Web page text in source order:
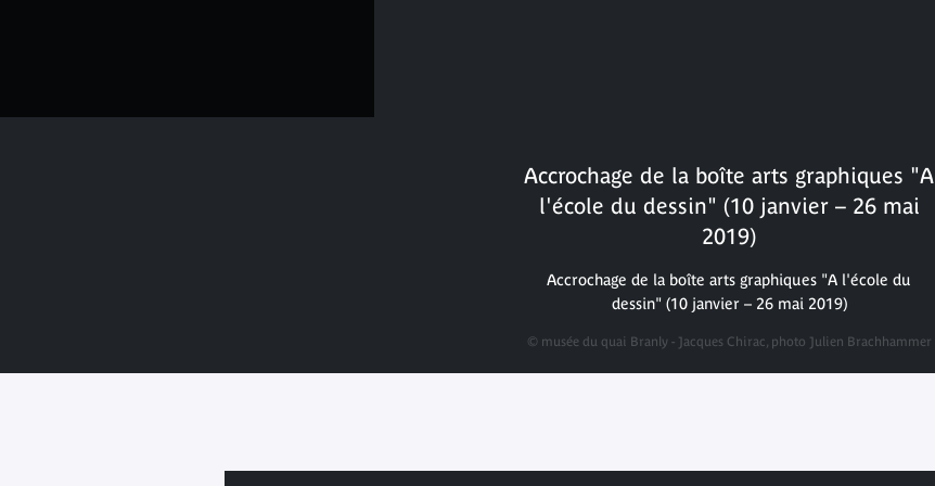
Accrochage de la boîte arts graphiques "A
l'école du dessin" (10 janvier – 26 mai
2019)
Accrochage de la boîte arts graphiques "A l'école du
dessin" (10 janvier – 26 mai 2019)
© musée du quai Branly - Jacques Chirac, photo Julien Brachhammer